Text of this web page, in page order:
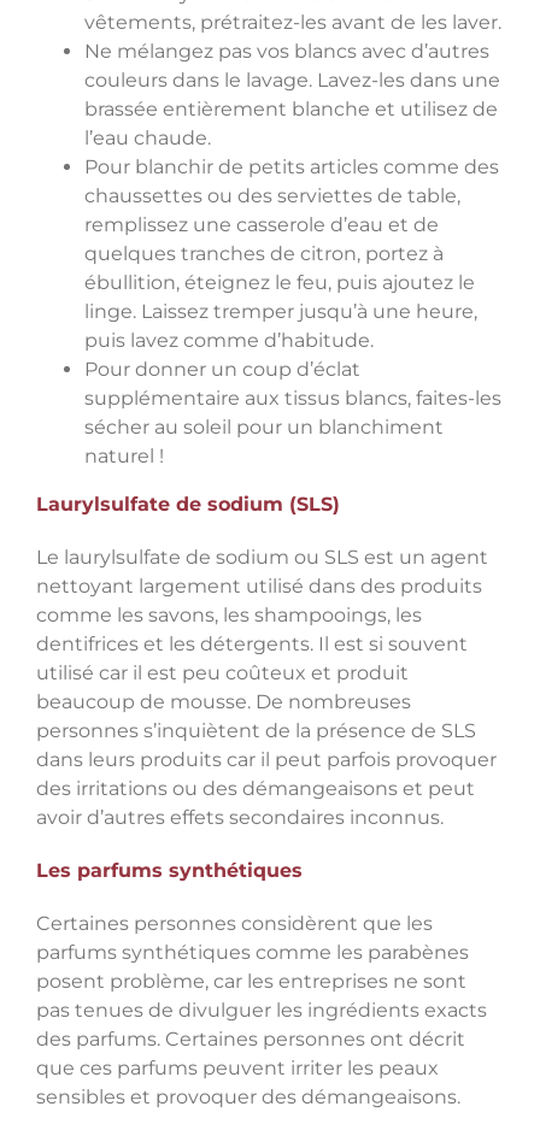
vêtements, prétraitez-les avant de les laver.
Ne mélangez pas vos blancs avec d’autres
couleurs dans le lavage. Lavez-les dans une
brassée entièrement blanche et utilisez de
l’eau chaude.
Pour blanchir de petits articles comme des
chaussettes ou des serviettes de table,
remplissez une casserole d’eau et de
quelques tranches de citron, portez à
ébullition, éteignez le feu, puis ajoutez le
linge. Laissez tremper jusqu’à une heure,
puis lavez comme d’habitude.
Pour donner un coup d’éclat
supplémentaire aux tissus blancs, faites-les
sécher au soleil pour un blanchiment
naturel !
Laurylsulfate de sodium (SLS)
Le laurylsulfate de sodium ou SLS est un agent
nettoyant largement utilisé dans des produits
comme les savons, les shampooings, les
dentifrices et les détergents. Il est si souvent
utilisé car il est peu coûteux et produit
beaucoup de mousse. De nombreuses
personnes s’inquiètent de la présence de SLS
dans leurs produits car il peut parfois provoquer
des irritations ou des démangeaisons et peut
avoir d’autres effets secondaires inconnus.
Les parfums synthétiques
Certaines personnes considèrent que les
parfums synthétiques comme les parabènes
posent problème, car les entreprises ne sont
pas tenues de divulguer les ingrédients exacts
des parfums. Certaines personnes ont décrit
que ces parfums peuvent irriter les peaux
sensibles et provoquer des démangeaisons.